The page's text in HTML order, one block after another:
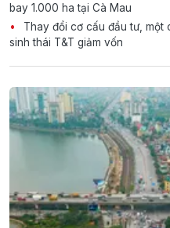
bay 1.000 ha tại Cà Mau
Thay đổi cơ cấu đầu tư,
sinh thái T&T giảm vốn